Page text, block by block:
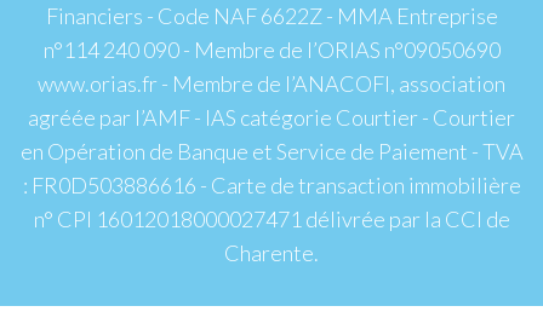
Financiers - Code NAF 6622Z - MMA Entreprise
n°114 240 090 - Membre de l’ORIAS n°09050690
www.orias.fr - Membre de l’ANACOFI, association
agréée par l’AMF - IAS catégorie Courtier - Courtier
en Opération de Banque et Service de Paiement - TVA
: FR0D503886616 - Carte de transaction immobilière
n° CPI 16012018000027471 délivrée par la CCI de
Charente.